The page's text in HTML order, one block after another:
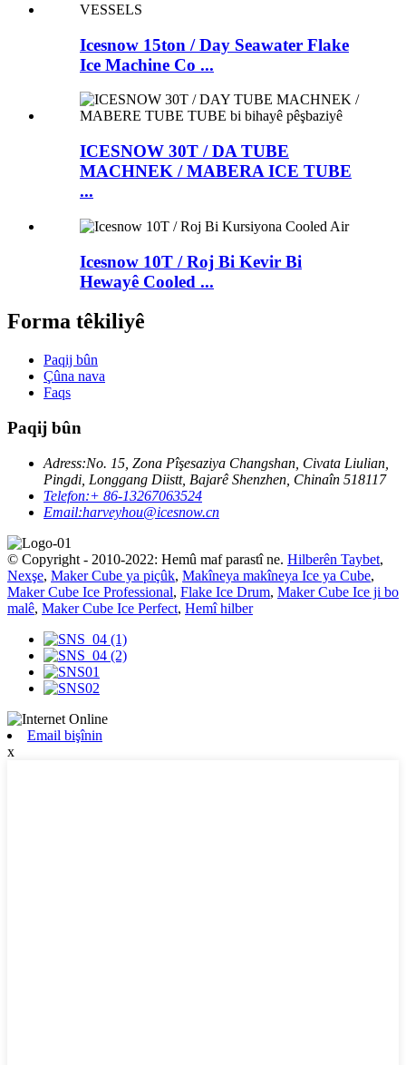
Icesnow 15ton / Day Seawater Flake
Ice Machine Co ...
ICESNOW 30T / DA TUBE
MACHNEK / MABERA ICE TUBE
...
Icesnow 10T / Roj Bi Kevir Bi
Hewayê Cooled ...
Forma têkiliyê
Paqij bûn
Çûna nava
Faqs
Paqij bûn
Adress:No. 15, Zona Pîşesaziya Changshan, Civata Liulian,
Pingdi, Longgang Diistt, Bajarê Shenzhen, Chinaîn 518117
Telefon:+ 86-13267063524
Email:harveyhou@icesnow.cn
© Copyright - 2010-2022: Hemû maf parastî ne. Hilberên Taybet,
Nexşe, Maker Cube ya piçûk, Makîneya makîneya Ice ya Cube,
Maker Cube Ice Professional, Flake Ice Drum, Maker Cube Ice ji bo
malê, Maker Cube Ice Perfect, Hemî hilber
Email bişînin
x